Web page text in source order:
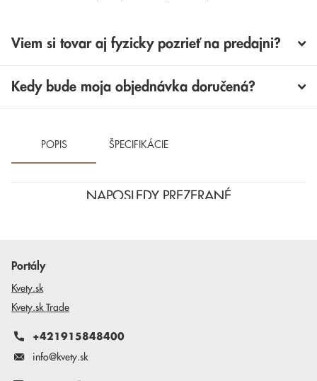
Viem si tovar aj fyzicky pozrieť na predajni?
Kedy bude moja objednávka doručená?
POPIS ŠPECIFIKÁCIE
NAPOSLEDY PREZERANÉ
Portály
Kvety.sk
Kvety.sk Trade
+421915848400
info@kvety.sk